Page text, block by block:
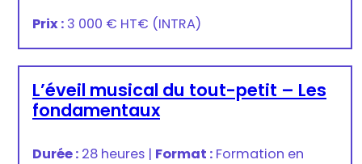
Prix : 3 000 € HT€ (INTRA)
L’éveil musical du tout-petit – Les
fondamentaux
Durée : 28 heures | Format : Formation en